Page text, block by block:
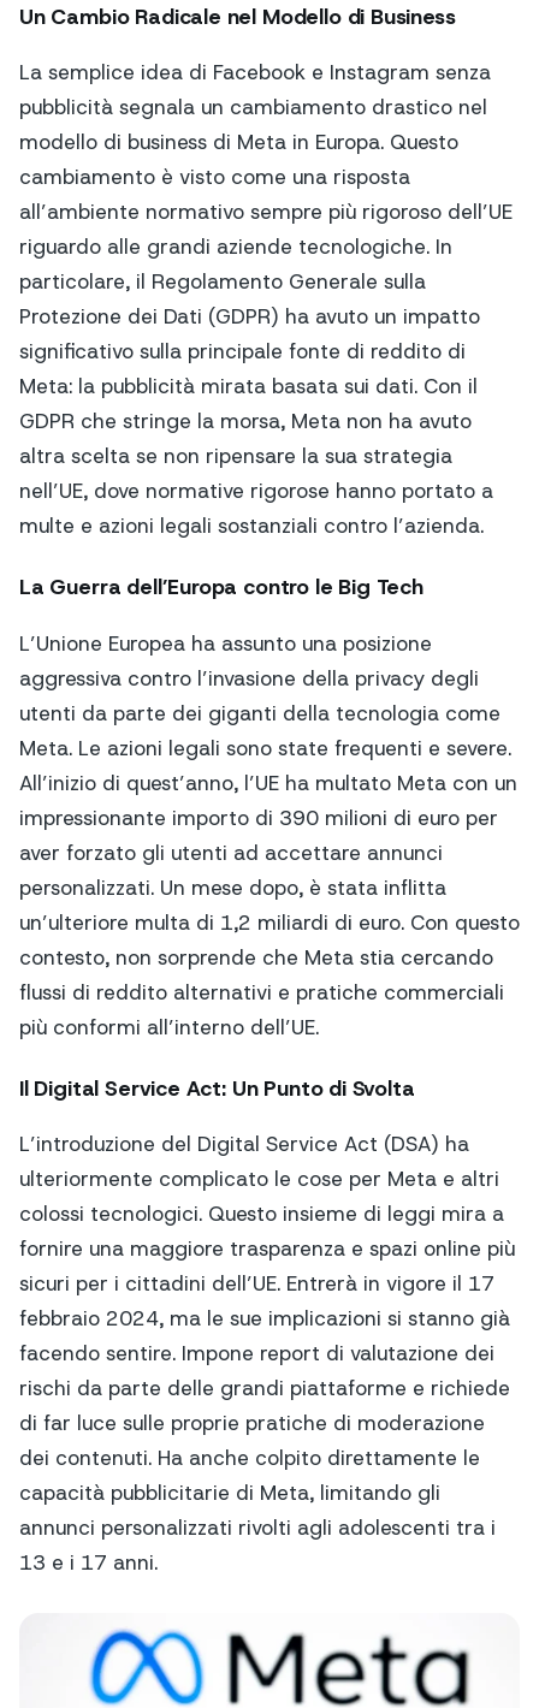
Un Cambio Radicale nel Modello di Business
La semplice idea di Facebook e Instagram senza
pubblicità segnala un cambiamento drastico nel
modello di business di Meta in Europa. Questo
cambiamento è visto come una risposta
all’ambiente normativo sempre più rigoroso dell’UE
riguardo alle grandi aziende tecnologiche. In
particolare, il Regolamento Generale sulla
Protezione dei Dati (GDPR) ha avuto un impatto
significativo sulla principale fonte di reddito di
Meta: la pubblicità mirata basata sui dati. Con il
GDPR che stringe la morsa, Meta non ha avuto
altra scelta se non ripensare la sua strategia
nell’UE, dove normative rigorose hanno portato a
multe e azioni legali sostanziali contro l’azienda.
La Guerra dell’Europa contro le Big Tech
L’Unione Europea ha assunto una posizione
aggressiva contro l’invasione della privacy degli
utenti da parte dei giganti della tecnologia come
Meta. Le azioni legali sono state frequenti e severe.
All’inizio di quest’anno, l’UE ha multato Meta con un
impressionante importo di 390 milioni di euro per
aver forzato gli utenti ad accettare annunci
personalizzati. Un mese dopo, è stata inflitta
un’ulteriore multa di 1,2 miliardi di euro. Con questo
contesto, non sorprende che Meta stia cercando
flussi di reddito alternativi e pratiche commerciali
più conformi all’interno dell’UE.
Il Digital Service Act: Un Punto di Svolta
L’introduzione del Digital Service Act (DSA) ha
ulteriormente complicato le cose per Meta e altri
colossi tecnologici. Questo insieme di leggi mira a
fornire una maggiore trasparenza e spazi online più
sicuri per i cittadini dell’UE. Entrerà in vigore il 17
febbraio 2024, ma le sue implicazioni si stanno già
facendo sentire. Impone report di valutazione dei
rischi da parte delle grandi piattaforme e richiede
di far luce sulle proprie pratiche di moderazione
dei contenuti. Ha anche colpito direttamente le
capacità pubblicitarie di Meta, limitando gli
annunci personalizzati rivolti agli adolescenti tra i
13 e i 17 anni.